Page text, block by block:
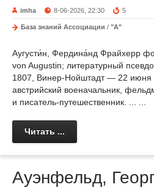
imha 8-06-2026, 22:30 5
База знаний Ассоциации / "А"
Аугусти́н, Фердина́нд Фрайхерр
von Augustin; литературный
1807, Винер-Нойштадт — 22
австрийский военачальник,
и писатель-путешественник. ... ...
Читать ...
Ауэнфельд,